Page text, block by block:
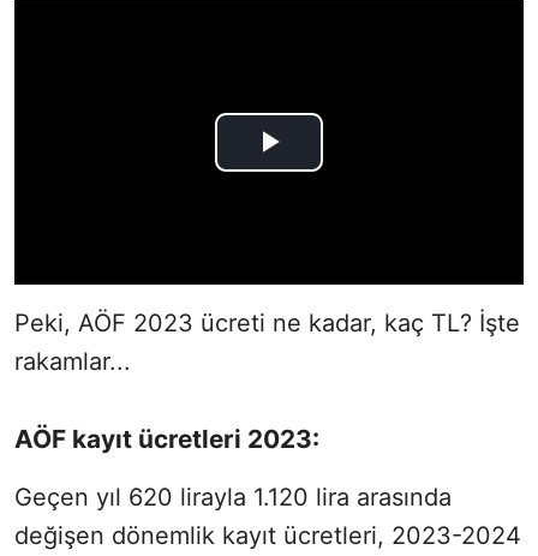
Peki, AÖF 2023 ücreti ne kadar, kaç TL? İşte
rakamlar...
AÖF kayıt ücretleri 2023:
Geçen yıl 620 lirayla 1.120 lira arasında
değişen dönemlik kayıt ücretleri, 2023-2024